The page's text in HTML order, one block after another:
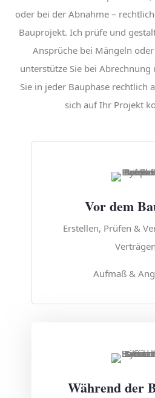
oder bei der Abnahme –
Bauprojekt. Ich prüfe und
Ansprüche bei Mängeln
unterstütze Sie bei Abrechnung
Sie in jeder Bauphase rechtlich
sich auf Ihr Projekt
Vor dem
Erstellen, Prüfen &
Verträgen
Aufmaß &
Während der